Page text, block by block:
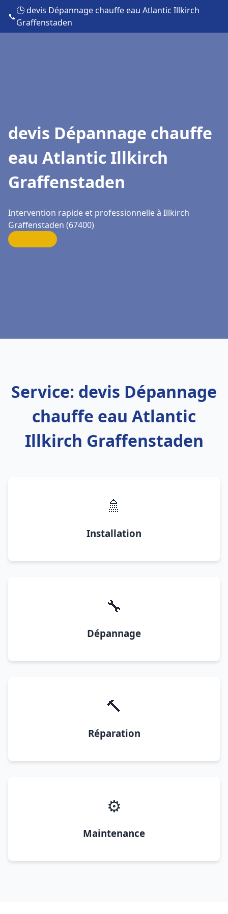
📞
🕒 devis Dépannage chauffe eau Atlantic Illkirch
Graffenstaden
devis Dépannage chauffe
eau Atlantic Illkirch
Graffenstaden
Intervention rapide et professionnelle à Illkirch
Graffenstaden (67400)
Service: devis Dépannage
chauffe eau Atlantic
Illkirch Graffenstaden
🚿
Installation
🔧
Dépannage
🔨
Réparation
⚙️
Maintenance